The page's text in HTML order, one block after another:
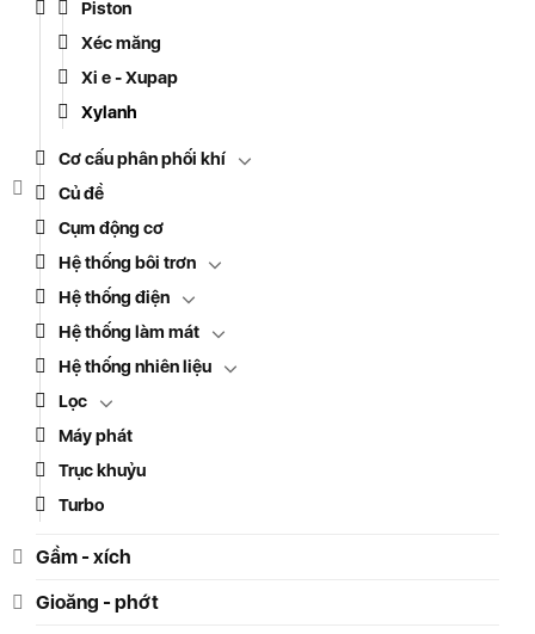
Piston
Xéc măng
Xi e - Xupap
Xylanh
Cơ cấu phân phối khí
Củ đề
Cụm động cơ
Hệ thống bôi trơn
Hệ thống điện
Hệ thống làm mát
Hệ thống nhiên liệu
Lọc
Máy phát
Trục khuỷu
Turbo
Gầm - xích
Gioăng - phớt